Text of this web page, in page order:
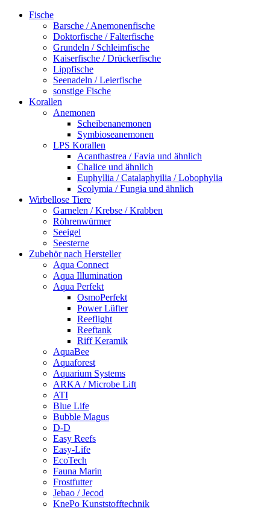
Fische
Barsche / Anemonenfische
Doktorfische / Falterfische
Grundeln / Schleimfische
Kaiserfische / Drückerfische
Lippfische
Seenadeln / Leierfische
sonstige Fische
Korallen
Anemonen
Scheibenanemonen
Symbioseanemonen
LPS Korallen
Acanthastrea / Favia und ähnlich
Chalice und ähnlich
Euphyllia / Catalaphyilia / Lobophylia
Scolymia / Fungia und ähnlich
Wirbellose Tiere
Garnelen / Krebse / Krabben
Röhrenwürmer
Seeigel
Seesterne
Zubehör nach Hersteller
Aqua Connect
Aqua Illumination
Aqua Perfekt
OsmoPerfekt
Power Lüfter
Reeflight
Reeftank
Riff Keramik
AquaBee
Aquaforest
Aquarium Systems
ARKA / Microbe Lift
ATI
Blue Life
Bubble Magus
D-D
Easy Reefs
Easy-Life
EcoTech
Fauna Marin
Frostfutter
Jebao / Jecod
KnePo Kunststofftechnik